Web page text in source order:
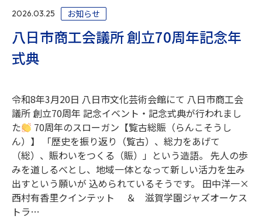
2026.03.25 お知らせ
八日市商工会議所 創立70周年記念年
式典
令和8年3月20日 八日市文化芸術会館にて 八日市商工会
議所 創立70周年 記念イベント・記念式典が行われまし
た
70周年のスローガン【覧古総賑（らんこそうし
ん）】 「歴史を振り返り（覧古）、総力をあげて
（総）、賑わいをつくる（賑）」という造語。 先人の歩
みを道しるべとし、地域一体となって新しい活力を生み
出すという願いが 込められているそうです。 田中洋一×
西村有香里クインテット ＆ 滋賀学園ジャズオーケス
トラ…